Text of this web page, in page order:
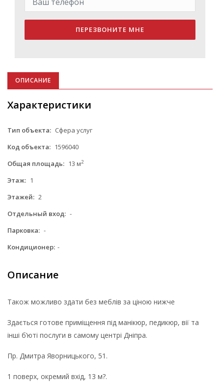
ПЕРЕЗВОНИТЕ МНЕ
ОПИСАНИЕ
Характеристики
Тип объекта: Сфера услуг
Код объекта: 1596040
Общая площадь: 13 м2
Этаж: 1
Этажей: 2
Отдельный вход: -
Парковка: -
Кондиционер: -
Описание
Також можливо здати без меблів за ціною нижче
Здається готове приміщення під манікюр, педикюр, вії та
інші б’юті послуги в самому центрі Дніпра.
Пр. Дмитра Яворницького, 51.
1 поверх, окремий вхід, 13 м?.